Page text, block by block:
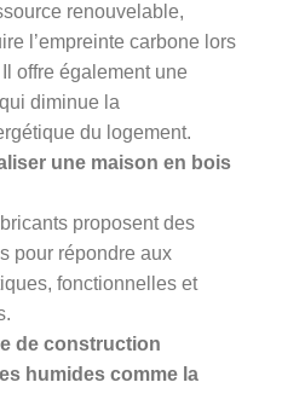
renouvelable,
l’empreinte carbone lors
offre également une
diminue la
du logement.
une maison en bois
proposent des
pour répondre aux
fonctionnelles et
de construction
humides comme la